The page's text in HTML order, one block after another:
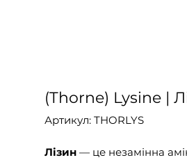
(Thorne) Lysine |
Артикул: THORLYS
Лізин — це незамінна